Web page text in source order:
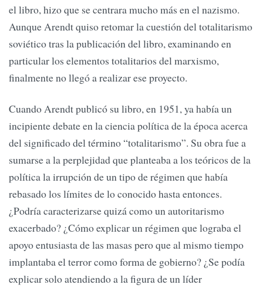
el libro, hizo que se centrara mucho más en el nazismo.
Aunque Arendt quiso retomar la cuestión del totalitarismo
soviético tras la publicación del libro, examinando en
particular los elementos totalitarios del marxismo,
finalmente no llegó a realizar ese proyecto.
Cuando Arendt publicó su libro, en 1951, ya había un
incipiente debate en la ciencia política de la época acerca
del significado del término “totalitarismo”. Su obra fue a
sumarse a la perplejidad que planteaba a los teóricos de la
política la irrupción de un tipo de régimen que había
rebasado los límites de lo conocido hasta entonces.
¿Podría caracterizarse quizá como un autoritarismo
exacerbado? ¿Cómo explicar un régimen que lograba el
apoyo entusiasta de las masas pero que al mismo tiempo
implantaba el terror como forma de gobierno? ¿Se podía
explicar solo atendiendo a la figura de un líder